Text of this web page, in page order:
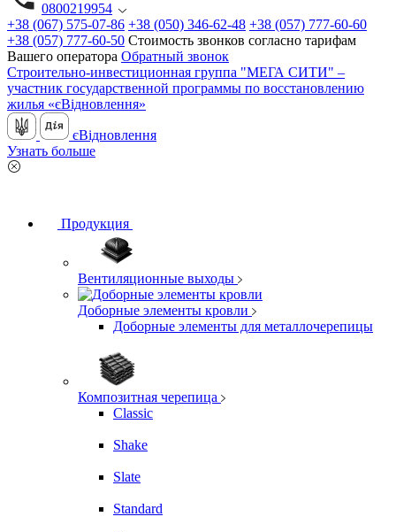
0800219954
+38 (067) 575-07-86 +38 (050) 346-62-48 +38 (057) 777-60-60
+38 (057) 777-60-50 Стоимость звонков согласно тарифам
Вашего оператора Обратный звонок
Строительно-инвестиционная группа "МЕГА СИТИ" –
участник государственной программы по восстановлению
жилья «єВідновлення»
єВідновлення
Узнать больше
Продукция
Вентиляционные выходы
Доборные элементы кровли
Доборные элементы для металлочерепицы
Композитная черепица
Classic
Shake
Slate
Standard